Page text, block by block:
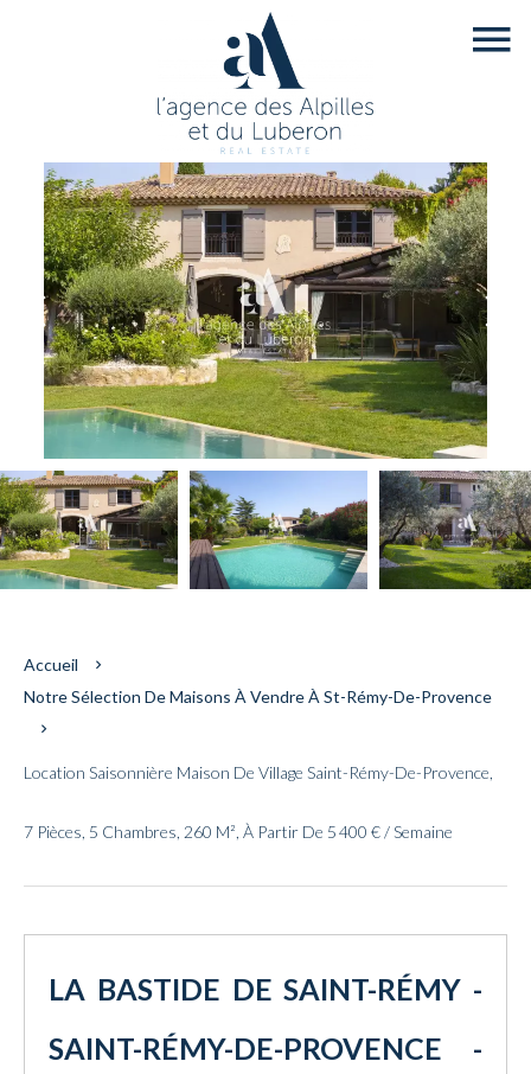
Accueil
Notre Sélection De Maisons À Vendre À St-Rémy-De-Provence
Location Saisonnière Maison De Village Saint-Rémy-De-Provence,
7 Pièces, 5 Chambres, 260 M², À Partir De 5 400 € / Semaine
LA BASTIDE DE SAINT-RÉMY -
SAINT-RÉMY-DE-PROVENCE -